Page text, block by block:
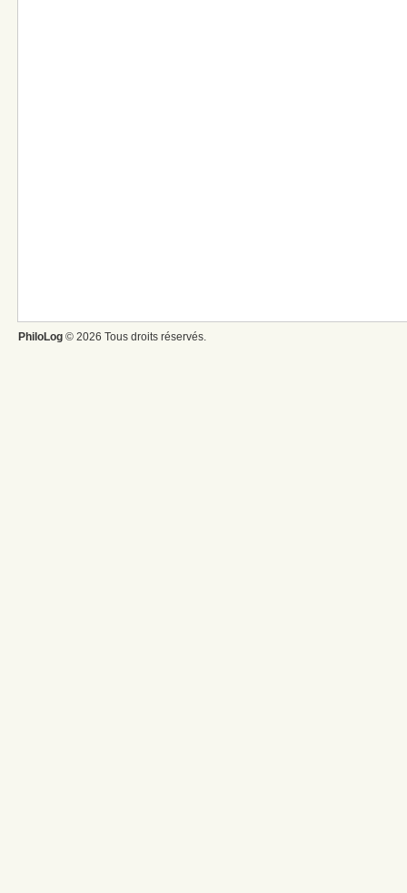
PhiloLog © 2026 Tous droits réservés.